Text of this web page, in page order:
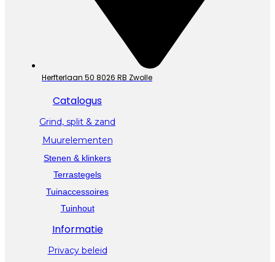
Herfterlaan 50 8026 RB Zwolle
Catalogus
Grind, split & zand
Muurelementen
Stenen & klinkers
Terrastegels
Tuinaccessoires
Tuinhout
Informatie
Privacy beleid